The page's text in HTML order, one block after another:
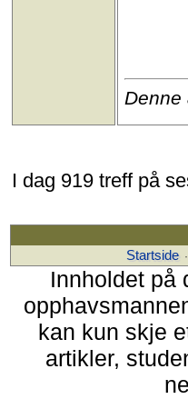
Denne
I dag 919 treff på
Startside ·
Innholdet på
kan kun skje
artikler,